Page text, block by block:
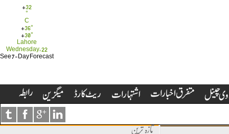
+32
°
C
+36°
+30°
Lahore
Wednesday, 22
See 7-Day Forecast
تازہ ترین